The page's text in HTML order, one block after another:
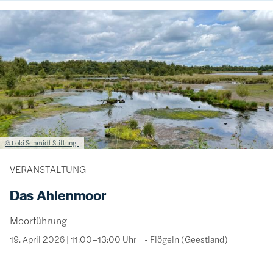
Bild
Lizenzinformationen einschließlich Urheberrecht
© Loki Schmidt Stiftung
VERANSTALTUNG
Das Ahlenmoor
Moorführung
19. April 2026 | 11:00–13:00 Uhr Flögeln (Geestland)